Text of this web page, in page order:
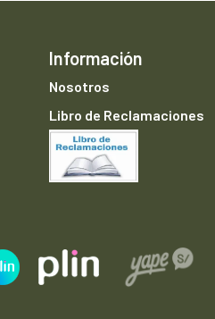
Información
Nosotros
Libro de Reclamaciones